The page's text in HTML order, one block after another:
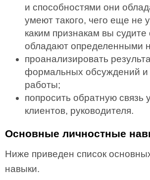
и способностями они
умеют такого, чего еще не
каким признакам вы судите
обладают определенными
проанализировать
формальных обсуждений и
работы;
попросить обратную связь
клиентов, руководителя.
Основные личностные
Ниже приведен список
навыки.